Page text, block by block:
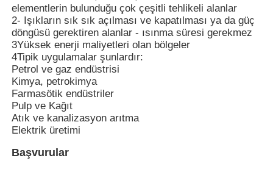
Ana sayfa
Ürünler
Hakkımızda
Fabrika turu
elementlerin bulunduğu çok çeşitli tehlikeli alanlar
2- Işıkların sık sık açılması ve kapatılması ya da güç
döngüsü gerektiren alanlar - ısınma süresi gerekmez
3Yüksek enerji maliyetleri olan bölgeler
4Tipik uygulamalar şunlardır:
Petrol ve gaz endüstrisi
Kimya, petrokimya
Farmasötik endüstriler
Pulp ve Kağıt
Atık ve kanalizasyon arıtma
Elektrik üretimi
Başvurular